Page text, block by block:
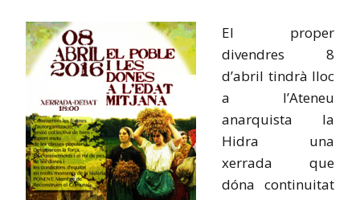
El proper
divendres 8
d’abril tindrà lloc
a l’Ateneu
anarquista la
Hidra una
xerrada que
dóna continuitat